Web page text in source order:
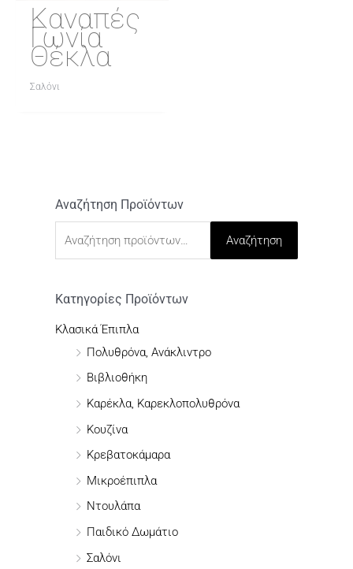
Καναπές
Γωνία
Θέκλα
Σαλόνι
Αναζήτηση Προϊόντων
Α
ή
τ
Αναζήτηση
Κατηγορίες Προϊόντων
Κλασικά Έπιπλα
Πολυθρόνα, Ανάκλιντρο
Βιβλιοθήκη
Καρέκλα, Καρεκλοπολυθρόνα
Κουζίνα
Κρεβατοκάμαρα
Μικροέπιπλα
Ντουλάπα
Παιδικό Δωμάτιο
Σαλόνι